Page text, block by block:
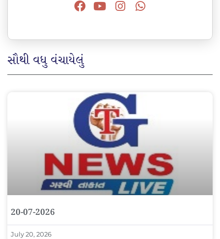
સૌથી વધુ વંચાયેલું
20-07-2026
July 20, 2026